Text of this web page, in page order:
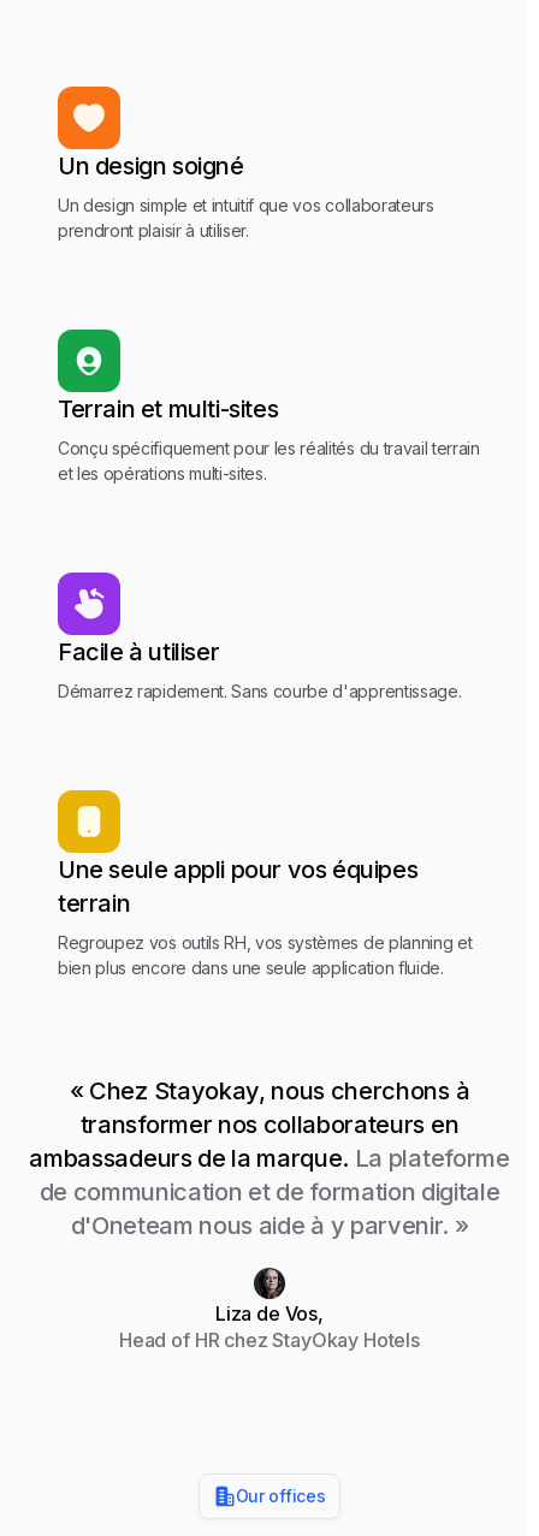
Un design soigné
Un design simple et intuitif que vos collaborateurs
prendront plaisir à utiliser.
Terrain et multi-sites
Conçu spécifiquement pour les réalités du travail terrain
et les opérations multi-sites.
Facile à utiliser
Démarrez rapidement. Sans courbe d'apprentissage.
Une seule appli pour vos équipes
terrain
Regroupez vos outils RH, vos systèmes de planning et
bien plus encore dans une seule application fluide.
« Chez Stayokay, nous cherchons à
transformer nos collaborateurs en
ambassadeurs de la marque. La plateforme
de communication et de formation digitale
d'Oneteam nous aide à y parvenir. »
Liza de Vos,
Head of HR chez StayOkay Hotels
Our offices